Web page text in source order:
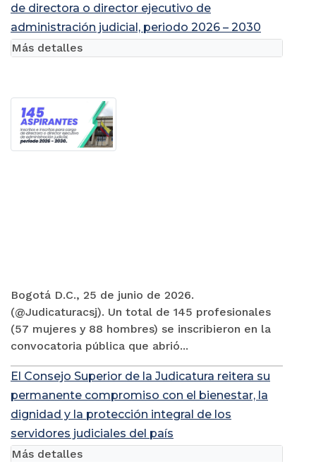
de directora o director ejecutivo de
administración judicial, periodo 2026 – 2030
Bogotá D.C., 25 de junio de 2026.
(@Judicaturacsj). Un total de 145 profesionales
(57 mujeres y 88 hombres) se inscribieron en la
convocatoria pública que abrió...
Más detalles
El Consejo Superior de la Judicatura reitera su
permanente compromiso con el bienestar, la
dignidad y la protección integral de los
servidores judiciales del país
Más detalles